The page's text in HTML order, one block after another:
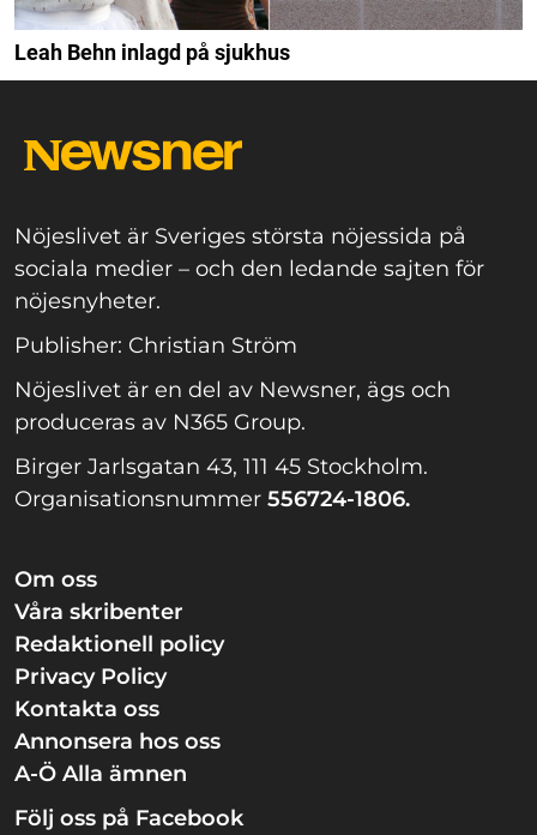
Leah Behn inlagd på sjukhus
Nöjeslivet är Sveriges största nöjessida på
sociala medier – och den ledande sajten för
nöjesnyheter.
Publisher: Christian Ström
Nöjeslivet är en del av Newsner, ägs och
produceras av N365 Group.
Birger Jarlsgatan 43, 111 45 Stockholm.
Organisationsnummer 556724-1806.
Om oss
Våra skribenter
Redaktionell policy
Privacy Policy
Kontakta oss
Annonsera hos oss
A-Ö Alla ämnen
Följ oss på Facebook